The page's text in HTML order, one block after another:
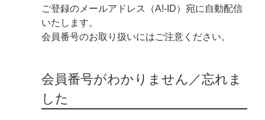
ご登録のメールアドレス（A!-ID）宛に自動配信
いたします。
会員番号のお取り扱いにはご注意ください。
会員番号がわかりません／忘れま
した